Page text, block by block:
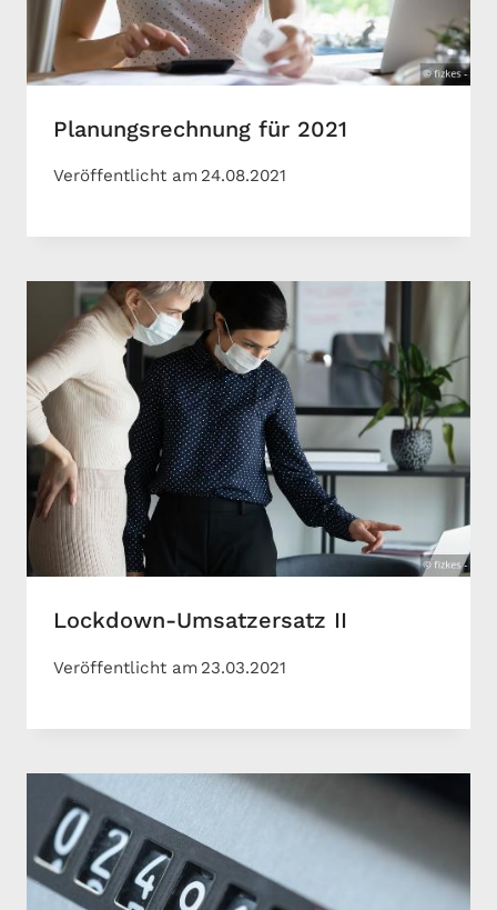
Planungsrechnung für 2021
Veröffentlicht am 24.08.2021
Lockdown-Umsatzersatz II
Veröffentlicht am 23.03.2021